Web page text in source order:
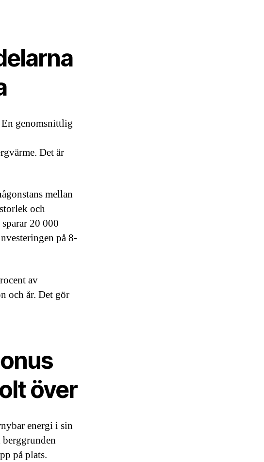
genomsnittlig
Det är
mellan
och
20 000
på 8-
av
och år. Det gör
över
energi i sin
på plats.